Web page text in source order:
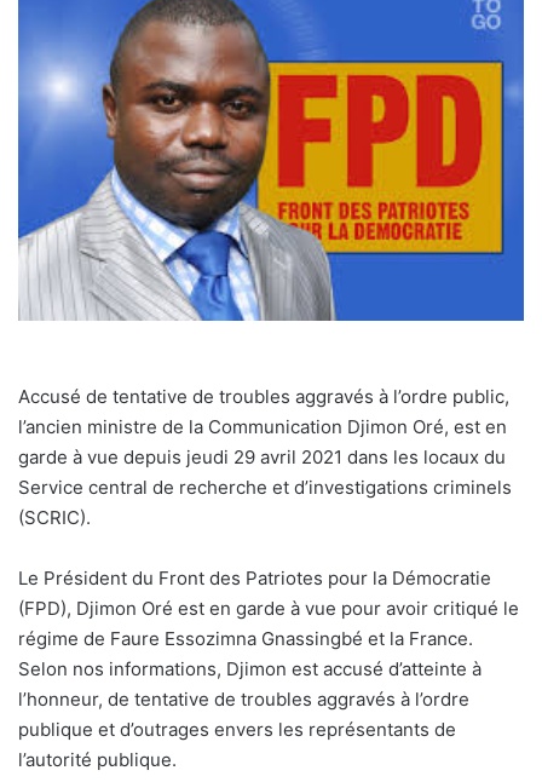
Accusé de tentative de troubles aggravés à l’ordre public,
l’ancien ministre de la Communication Djimon Oré, est en
garde à vue depuis jeudi 29 avril 2021 dans les locaux du
Service central de recherche et d’investigations criminels
(SCRIC).
Le Président du Front des Patriotes pour la Démocratie
(FPD), Djimon Oré est en garde à vue pour avoir critiqué le
régime de Faure Essozimna Gnassingbé et la France.
Selon nos informations, Djimon est accusé d’atteinte à
l’honneur, de tentative de troubles aggravés à l’ordre
publique et d’outrages envers les représentants de
l’autorité publique.